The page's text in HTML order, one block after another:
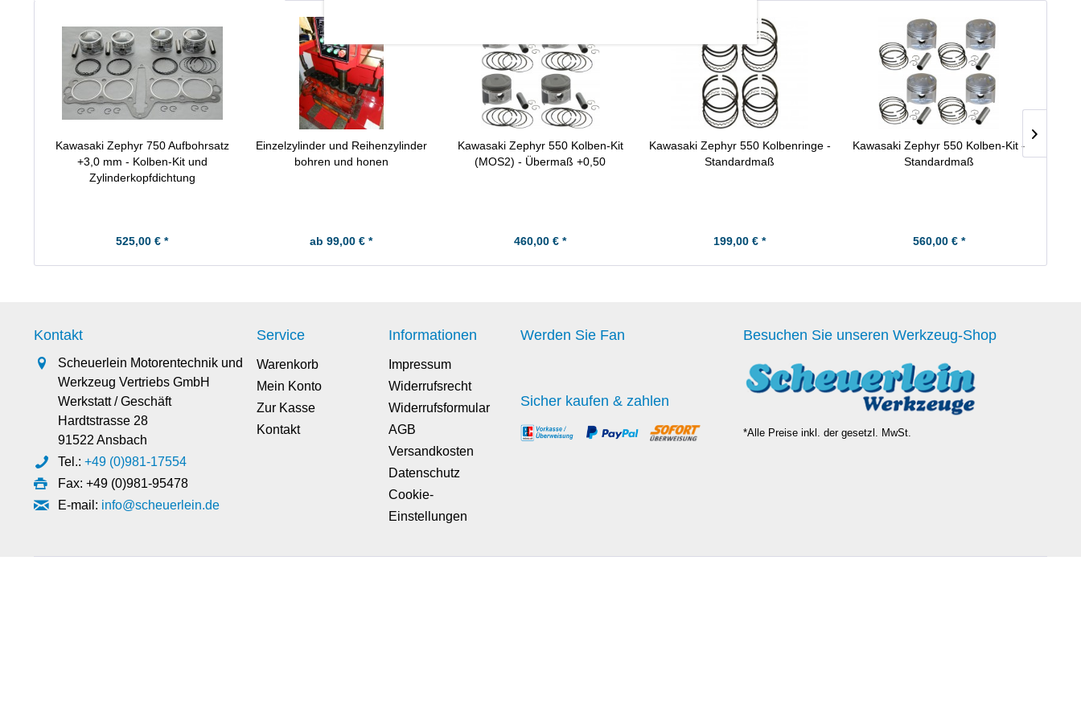
Kawasaki Zephyr 750 Aufbohrsatz
+3,0 mm - Kolben-Kit und
Zylinderkopfdichtung
525,00 € *
Einzelzylinder und Reihenzylinder
bohren und honen
ab 99,00 € *
Kawasaki Zephyr 550 Kolben-Kit
(MOS2) - Übermaß +0,50
460,00 € *
Kawasaki Zephyr 550 Kolbenringe -
Standardmaß
199,00 € *
Kawasaki Zephyr 550 Kolben-Kit -
Standardmaß
560,00 € *
Kontakt
Scheuerlein Motorentechnik und
Werkzeug Vertriebs GmbH
Werkstatt / Geschäft
Hardtstrasse 28
91522 Ansbach
Tel.: +49 (0)981-17554
Fax: +49 (0)981-95478
E-mail: info@scheuerlein.de
Service
Warenkorb
Mein Konto
Zur Kasse
Kontakt
Informationen
Impressum
Widerrufsrecht
Widerrufsformular
AGB
Versandkosten
Datenschutz
Cookie-
Einstellungen
Werden Sie Fan
Sicher kaufen & zahlen
Besuchen Sie unseren Werkzeug-Shop
*Alle Preise inkl. der gesetzl. MwSt.